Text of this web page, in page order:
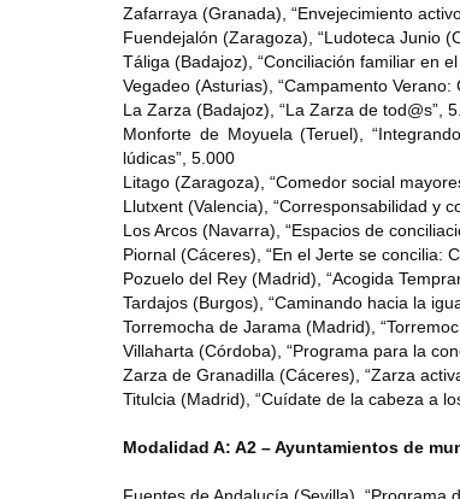
Zafarraya (Granada), “Envejecimiento
Fuendejalón (Zaragoza), “Ludoteca Junio
Táliga (Badajoz), “Conciliación familiar en
Vegadeo (Asturias), “Campamento
La Zarza (Badajoz), “La Zarza de tod@s”,
Monforte de Moyuela (Teruel),
lúdicas”, 5.000
Litago (Zaragoza), “Comedor social
Llutxent (Valencia), “Corresponsabilidad y
Los Arcos (Navarra), “Espacios de
Piornal (Cáceres), “En el Jerte se concilia:
Pozuelo del Rey (Madrid), “Acogida
Tardajos (Burgos), “Caminando hacia la
Torremocha de Jarama (Madrid),
Villaharta (Córdoba), “Programa para la
Zarza de Granadilla (Cáceres), “Zarza
Titulcia (Madrid), “Cuídate de la cabeza a
Modalidad A: A2 – Ayuntamientos de